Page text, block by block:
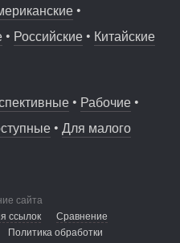
836
•
• Российские • Китайские
• Рабочие •
• Для малого
сайта
ссылок
Сравнение
Политика обработки